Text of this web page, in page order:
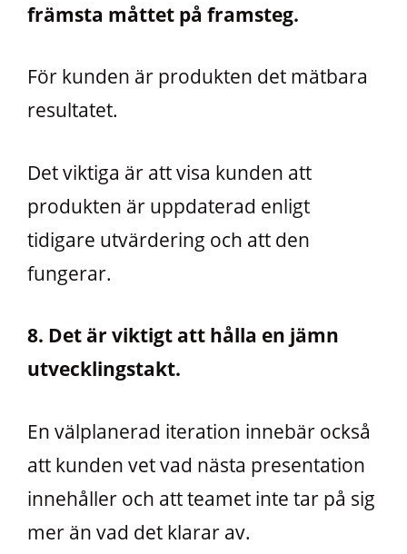
främsta måttet på framsteg.
För kunden är produkten det mätbara
resultatet.
Det viktiga är att visa kunden att
produkten är uppdaterad enligt
tidigare utvärdering och att den
fungerar.
8. Det är viktigt att hålla en jämn
utvecklingstakt.
En välplanerad iteration innebär också
att kunden vet vad nästa presentation
innehåller och att teamet inte tar på sig
mer än vad det klarar av.